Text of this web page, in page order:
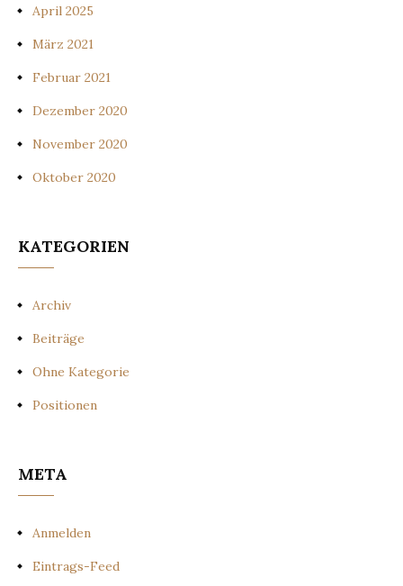
April 2025
März 2021
Februar 2021
Dezember 2020
November 2020
Oktober 2020
KATEGORIEN
Archiv
Beiträge
Ohne Kategorie
Positionen
META
Anmelden
Eintrags-Feed